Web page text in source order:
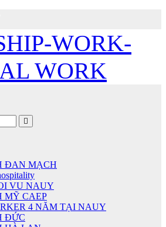
WORK-
WORK
ĐAN MẠCH
VU NAUY
MỸ CAEP
4 NĂM TẠI NAUY
ĐỨC